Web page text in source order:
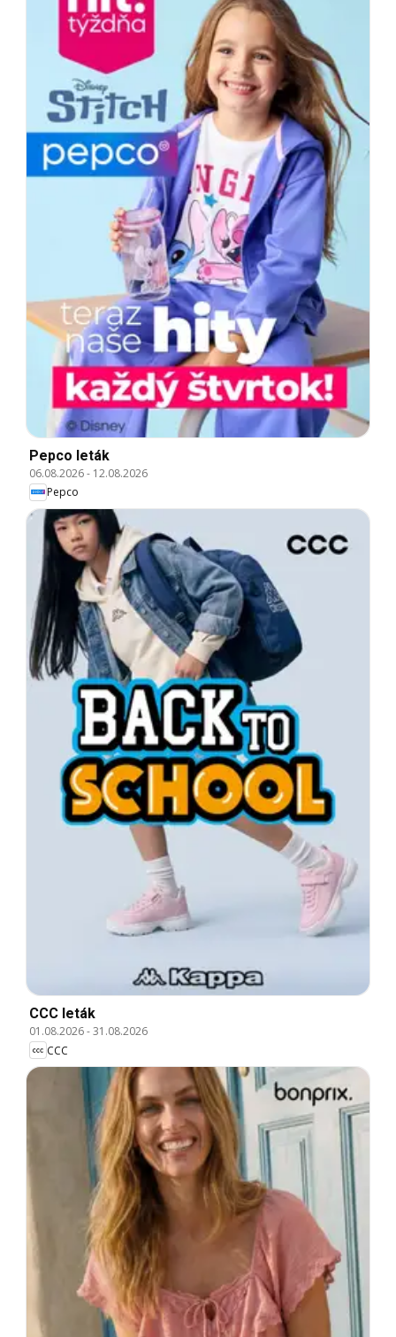
Pepco leták
06.08.2026- 12.08.2026
Pepco
CCC leták
01.08.2026-31.08.2026
CCC